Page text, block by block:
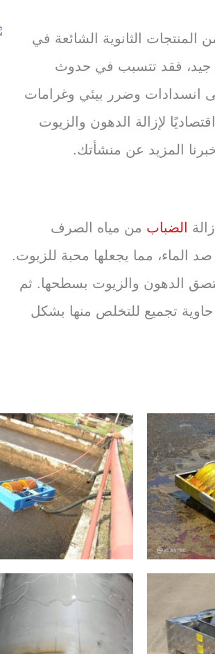
المنتجات الثانوية الشائعة في
جيد، فقد تتسبب في حدوث
انسدادات وضرر بيئي وغرامات
لإزالة الدهون والزيوت
المزيد عن منشأتك.
الضباب من مياه الصرف
مما يجعلها محبة للزيوت.
الدهون والزيوت بسطحها. ثم
تجميع للتخلص منها بشكل